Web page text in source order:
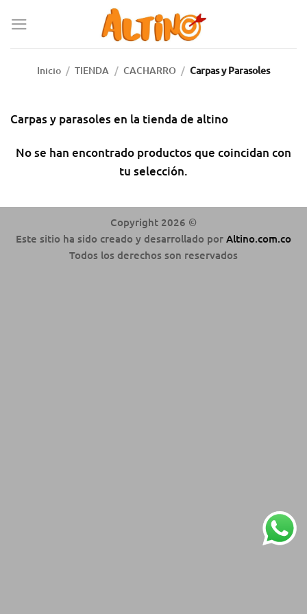
Inicio / TIENDA / CACHARRO / Carpas y Parasoles
Carpas y parasoles en la tienda de altino
No se han encontrado productos que coincidan con
tu selección.
Copyright 2026 ©
Este sitio ha sido creado y desarrollado por Altino.com.co
Todos los derechos son reservados